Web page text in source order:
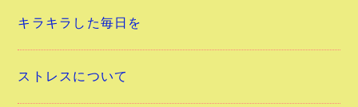
キラキラした毎日を
ストレスについて